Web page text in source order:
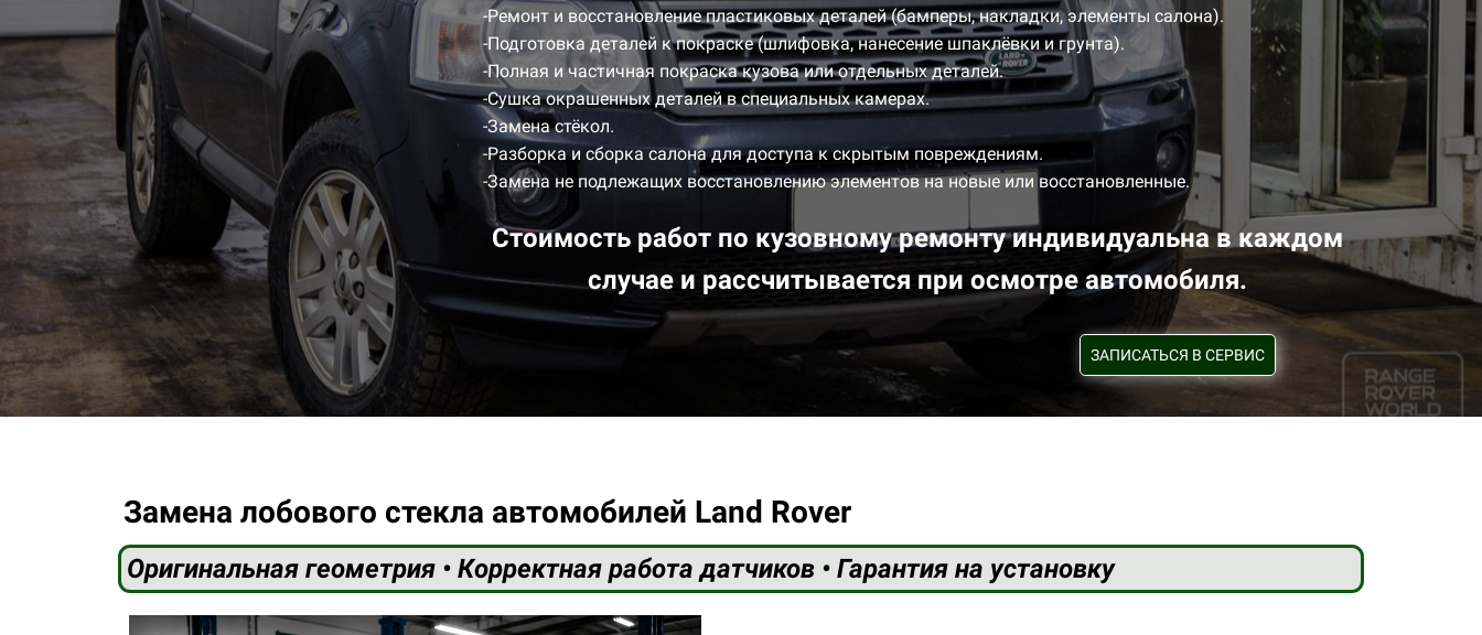
-Ремонт и восстановление пластиковых деталей (бамперы, накладки, элементы салона).
-Подготовка деталей к покраске (шлифовка, нанесение шпаклёвки и грунта).
-Полная и частичная покраска кузова или отдельных деталей.
-Сушка окрашенных деталей в специальных камерах.
-Замена стёкол.
-Разборка и сборка салона для доступа к скрытым повреждениям.
-Замена не подлежащих восстановлению элементов на новые или восстановленные.
Стоимость работ по кузовному ремонту индивидуальна в каждом
случае и рассчитывается при осмотре автомобиля.
ЗАПИСАТЬСЯ В СЕРВИС
Замена лобового стекла автомобилей Land Rover
Оригинальная геометрия • Корректная работа датчиков • Гарантия на установку